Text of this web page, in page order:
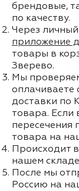
брендовые,
по качеству.
Через
приложение
товары в
Зверево.
Мы
оплачиваете
доставки по
товара. Если
пересечения
товара на
Происходит
нашем
После мы
Россию на